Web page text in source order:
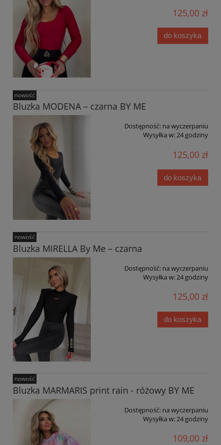
125,00 zł
do koszyka
Bluzka MODENA – czarna BY ME
Dostępność: na wyczerpaniu
Wysyłka w:24 godziny
125,00 zł
do koszyka
nowość
Bluzka MIRELLA By Me – czarna
Dostępność: na wyczerpaniu
Wysyłka w:24 godziny
125,00 zł
do koszyka
nowość
Bluzka MARMARIS print rain - różowy BY ME
Dostępność: na wyczerpaniu
Wysyłka w:24 godziny
109,00 zł
nowość